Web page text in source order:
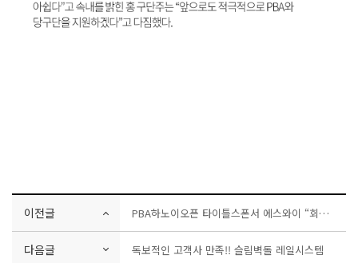
이전글 PBA하노이오픈 타이틀스폰서 에스와이 “회사와 구단 차원 100% 만족”
다음글 독보적인 고객사 만족!! 슬림벽돌 레일시스템